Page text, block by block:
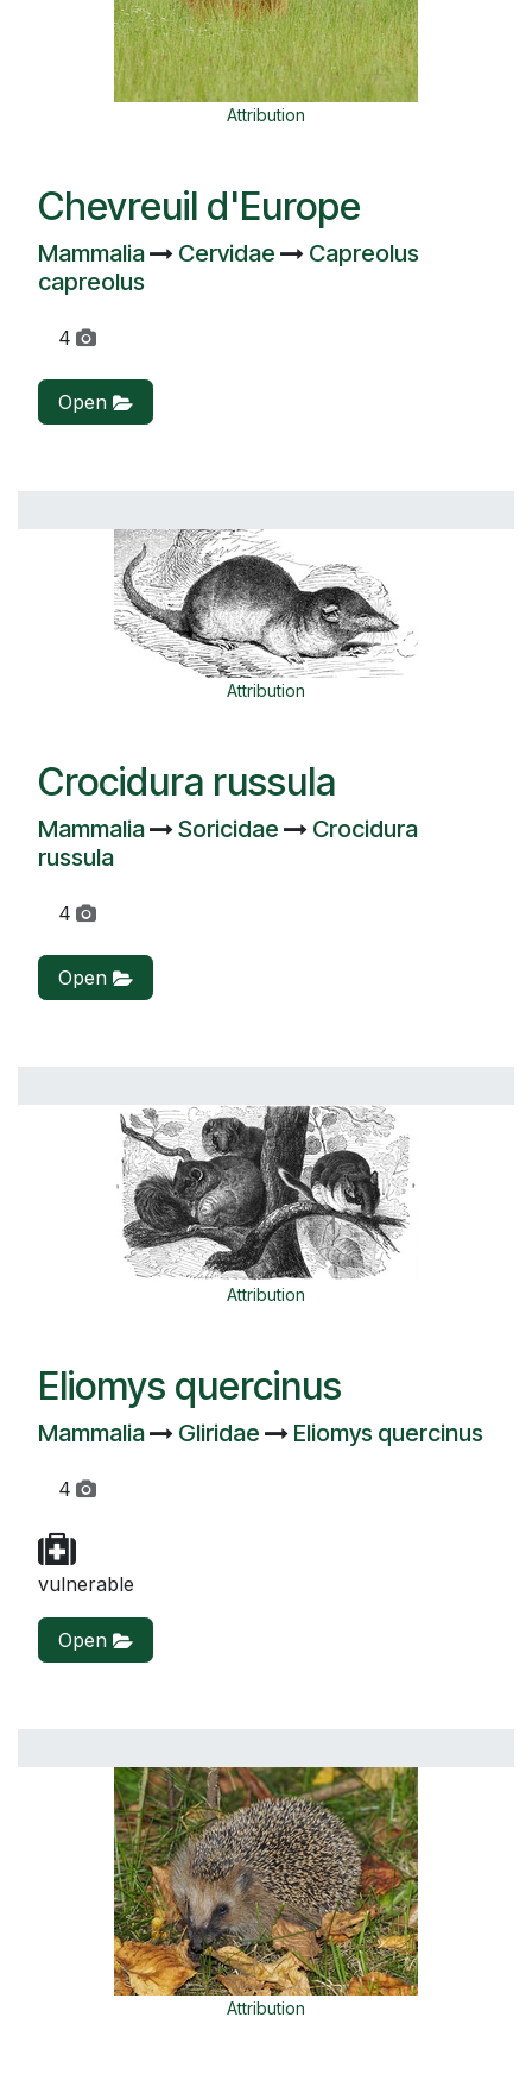
Attribution
Chevreuil d'Europe
Mammalia Cervidae
Capreolus
capreolus
4
Open
Attribution
Crocidura russula
Mammalia Soricidae
Crocidura
russula
4
Open
Attribution
Eliomys quercinus
Mammalia Gliridae Eliomys quercinus
4
vulnerable
Open
Attribution